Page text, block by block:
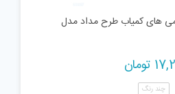
های کمیاب طرح مداد مدل
تومان
چند رنگ